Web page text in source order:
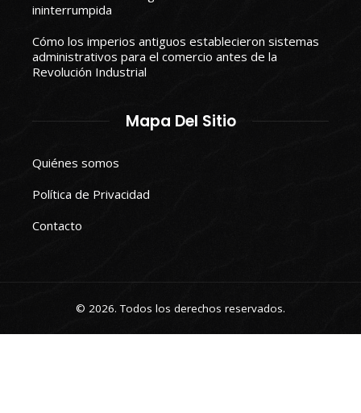
ininterrumpida
Cómo los imperios antiguos establecieron sistemas
administrativos para el comercio antes de la
Revolución Industrial
Mapa Del Sitio
Quiénes somos
Política de Privacidad
Contacto
© 2026. Todos los derechos reservados.